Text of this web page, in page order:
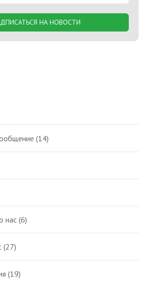
НА НОВОСТИ
(14)
нас (6)
(27)
(19)